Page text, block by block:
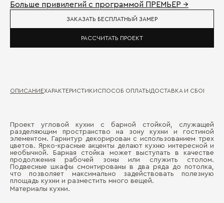
Больше привилегий с программой ПРЕМЬЕР →
ЗАКАЗАТЬ БЕСПЛАТНЫЙ ЗАМЕР
РАССЧИТАТЬ ПРОЕКТ
ОПИСАНИЕХАРАКТЕРИСТИКИСПОСОБ ОПЛАТЫДОСТАВКА И СБОРКА
Проект угловой кухни с барной стойкой, служащей
разделяющим пространство на зону кухни и гостиной
элементом. Гарнитур декорирован с использованием трех
цветов. Ярко-красные акценты делают кухню интересной и
необычной. Барная стойка может выступать в качестве
продолжения рабочей зоны или служить столом.
Подвесные шкафы смонтированы в два ряда до потолка,
что позволяет максимально задействовать полезную
площадь кухни и разместить много вещей.
Материалы кухни.